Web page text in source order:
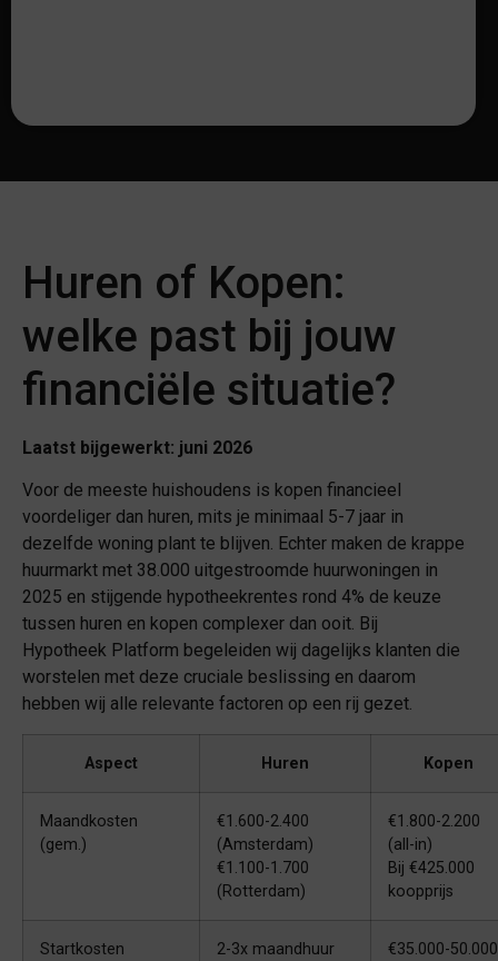
Huren of Kopen:
welke past bij jouw
financiële situatie?
Laatst bijgewerkt: juni 2026
Voor de meeste huishoudens is kopen financieel
voordeliger dan huren, mits je minimaal 5-7 jaar in
dezelfde woning plant te blijven. Echter maken de krappe
huurmarkt met 38.000 uitgestroomde huurwoningen in
2025 en stijgende hypotheekrentes rond 4% de keuze
tussen huren en kopen complexer dan ooit. Bij
Hypotheek Platform begeleiden wij dagelijks klanten die
worstelen met deze cruciale beslissing en daarom
hebben wij alle relevante factoren op een rij gezet.
Aspect Huren Kopen
Maandkosten
(gem.)
€1.600-2.400
(Amsterdam)
€1.100-1.700
(Rotterdam)
€1.800-2.200
(all-in)
Bij €425.000
koopprijs
Startkosten
2-3x maandhuur
€35.000-50.000